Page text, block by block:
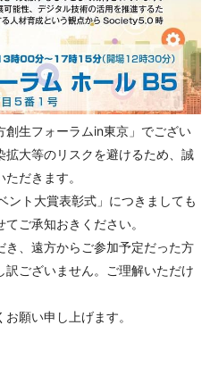
生フォーラムin東京」でござい
拡大等のリスクを避けるため、誠
だきます。
ント大賞表彰式」につきましても
ご承知おきください。
、遠方からご参加予定だった方
ございません。ご理解いただけ
願い申し上げます。